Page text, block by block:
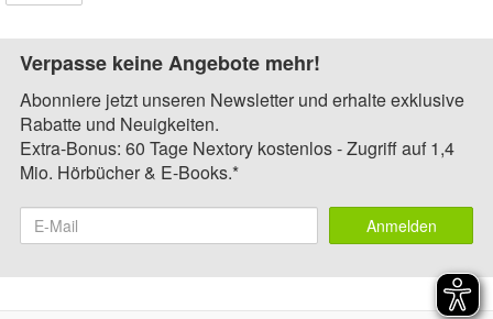
Verpasse keine Angebote mehr!
Abonniere jetzt unseren Newsletter und erhalte exklusive
Rabatte und Neuigkeiten.
Extra-Bonus: 60 Tage Nextory kostenlos - Zugriff auf 1,4
Mio. Hörbücher & E-Books.*
Anmelden